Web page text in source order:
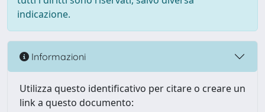
indicazione.
Informazioni
Utilizza questo identificativo per citare o creare un
link a questo documento: